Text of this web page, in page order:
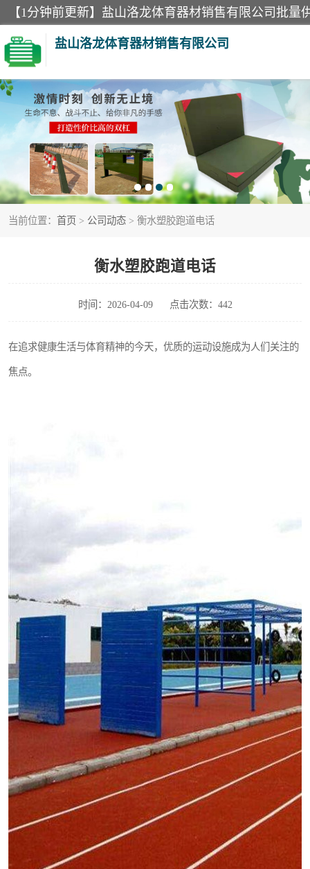
盐山洛龙体育器材销售有限公司
当前位置： 首页 > 公司动态 > 衡水塑胶跑道电话
衡水塑胶跑道电话
时间：2026-04-09 点击次数：442
在追求健康生活与体育精神的今天，优质的运动设施成为人们关注的
焦点。
单双杠
400米障碍器材
300米障碍器材
塑胶跑道